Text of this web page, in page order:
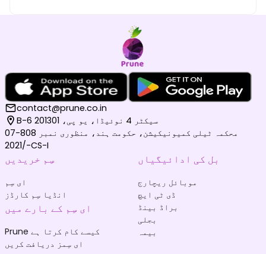
contact@prune.co.in
B-6 سیکٹر 4 نوئیڈا، یو پی، 201301
محکمہ ٹیلی کمیونیکیشن، حکومت ہند، منظوری نمبر 808-07
/2021-CS-I
سِم خریدیں
ای سِم
انڈیا سِم کارڈز
ای سِم کے بارے میں
Prune کیسے کام کرتا ہے
ای سِمز دریافت کریں
بل کی ادائیگیاں
موبائل ریچارج
ڈی ٹی ایچ
براڈ بینڈ
بجلی
بیمہ